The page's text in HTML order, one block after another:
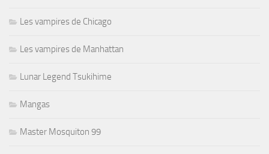
Les vampires de Chicago
Les vampires de Manhattan
Lunar Legend Tsukihime
Mangas
Master Mosquiton 99